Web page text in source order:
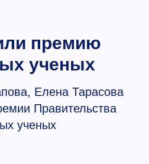
премию
ученых
Елена Тарасова
Правительства
ученых